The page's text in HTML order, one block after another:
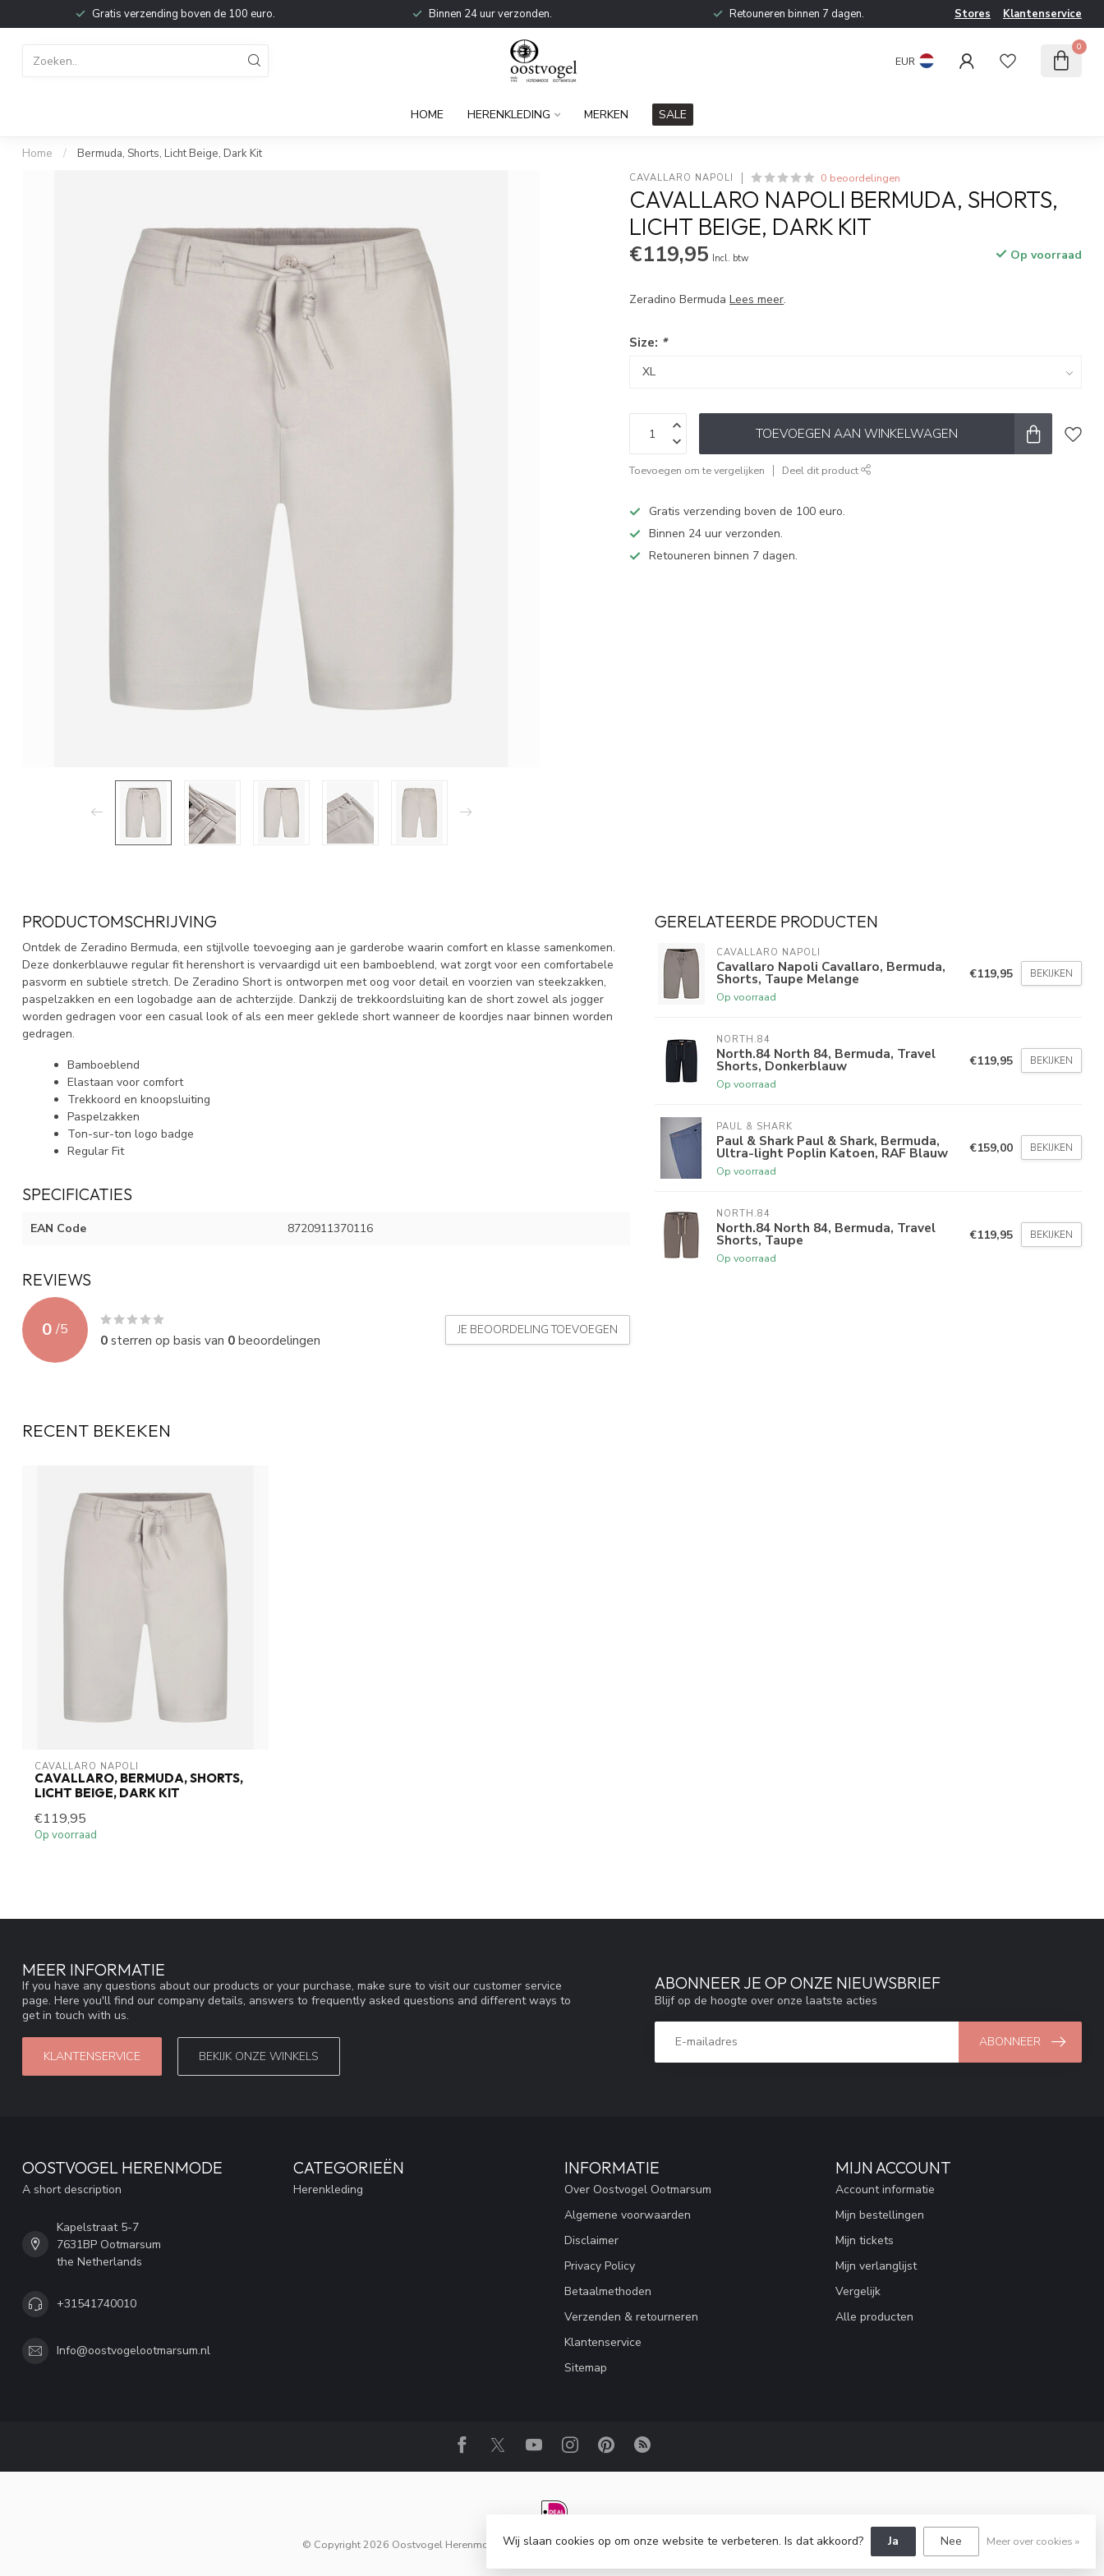
Gratis verzending boven de 100 euro. Binnen 24 uur verzonden. Retouneren binnen 7 dagen. Stores Klantenservice
EUR
0
HOME HERENKLEDING MERKEN SALE
Home / Bermuda, Shorts, Licht Beige, Dark Kit
CAVALLARO NAPOLI 0 beoordelingen
CAVALLARO NAPOLI BERMUDA, SHORTS,
LICHT BEIGE, DARK KIT
€119,95 Incl. btw Op voorraad
Zeradino BermudaLees meer.
Size: *
TOEVOEGEN AAN WINKELWAGEN
Toevoegen om te vergelijken Deel dit product
Gratis verzending boven de 100 euro.
Binnen 24 uur verzonden.
Retouneren binnen 7 dagen.
PRODUCTOMSCHRIJVING
Ontdek de Zeradino Bermuda, een stijlvolle toevoeging aan je garderobe waarin comfort en klasse samenkomen.
Deze donkerblauwe regular fit herenshort is vervaardigd uit een bamboeblend, wat zorgt voor een comfortabele
pasvorm en subtiele stretch. De Zeradino Short is ontworpen met oog voor detail en voorzien van steekzakken,
paspelzakken en een logobadge aan de achterzijde. Dankzij de trekkoordsluiting kan de short zowel als jogger
worden gedragen voor een casual look of als een meer geklede short wanneer de koordjes naar binnen worden
gedragen.
Bamboeblend
Elastaan voor comfort
Trekkoord en knoopsluiting
Paspelzakken
Ton-sur-ton logo badge
Regular Fit
SPECIFICATIES
EAN Code 8720911370116
REVIEWS
0 /5
0sterren op basis van 0beoordelingen
JE BEOORDELING TOEVOEGEN
GERELATEERDE PRODUCTEN
CAVALLARO NAPOLI
Cavallaro Napoli Cavallaro, Bermuda,
Shorts, Taupe Melange
Op voorraad
€119,95 BEKIJKEN
NORTH.84
North.84 North 84, Bermuda, Travel
Shorts, Donkerblauw
Op voorraad
€119,95 BEKIJKEN
PAUL & SHARK
Paul & Shark Paul & Shark, Bermuda,
Ultra-light Poplin Katoen, RAF Blauw
Op voorraad
€159,00 BEKIJKEN
NORTH.84
North.84 North 84, Bermuda, Travel
Shorts, Taupe
Op voorraad
€119,95 BEKIJKEN
RECENT BEKEKEN
CAVALLARO NAPOLI
CAVALLARO, BERMUDA, SHORTS,
LICHT BEIGE, DARK KIT
€119,95
Op voorraad
MEER INFORMATIE
If you have any questions about our products or your purchase, make sure to visit our customer service
page. Here you'll find our company details, answers to frequently asked questions and different ways to
get in touch with us.
KLANTENSERVICE BEKIJK ONZE WINKELS
ABONNEER JE OP ONZE NIEUWSBRIEF
Blijf op de hoogte over onze laatste acties
ABONNEER
OOSTVOGEL HERENMODE
A short description
Kapelstraat 5-7
7631BP Ootmarsum
the Netherlands
+31541740010
Info@oostvogelootmarsum.nl
CATEGORIEËN
Herenkleding
INFORMATIE
Over Oostvogel Ootmarsum
Algemene voorwaarden
Disclaimer
Privacy Policy
Betaalmethoden
Verzenden & retourneren
Klantenservice
Sitemap
MIJN ACCOUNT
Account informatie
Mijn bestellingen
Mijn tickets
Mijn verlanglijst
Vergelijk
Alle producten
© Copyright 2026 Oostvogel Herenmode - Powered byLightspeed- Lightspeed designbyDyvelopment
Wij slaan cookies op om onze website te verbeteren. Is dat akkoord? Ja Nee Meer over cookies »